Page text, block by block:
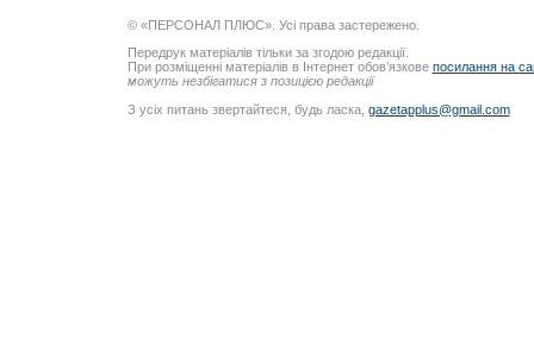
© «ПЕРСОНАЛ ПЛЮС». Усі права застережено.
Передрук матеріалів тільки за згодою редакції.
При розміщенні матеріалів в Інтернет обов’язкове посилання на
можуть незбігатися з позицією редакції
З усіх питань звертайтеся, будь ласка, gazetapplus@gmail.com